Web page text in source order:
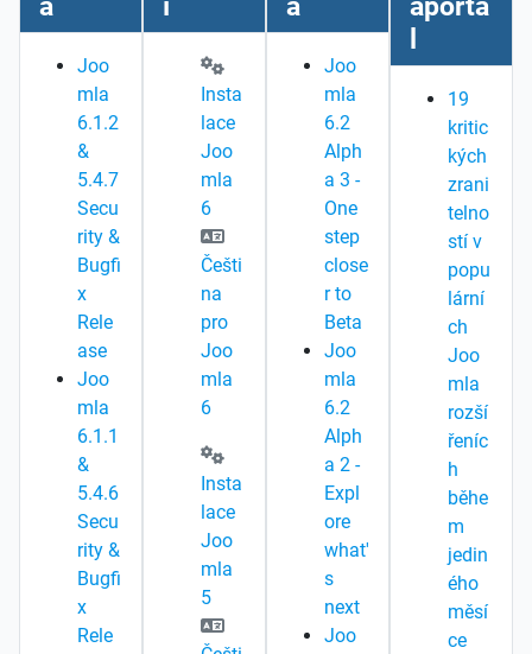
Joo
mla
6.1.2
&
5.4.7
Secu
rity &
Bugfi
x
Rele
ase
Joo
mla
6.1.1
&
5.4.6
Secu
rity &
Bugfi
x
Rele
Insta
lace
Joo
mla
6
Češti
na
pro
Joo
mla
6
Insta
lace
Joo
mla
5
Joo
mla
6.2
Alph
a 3 -
One
step
close
r to
Beta
Joo
mla
6.2
Alph
a 2 -
Expl
ore
what'
s
next
Joo
19
kritic
kých
zrani
telno
stí v
popu
lární
ch
Joo
mla
rozší
řeníc
h
běhe
m
jedin
ého
měsí
ce